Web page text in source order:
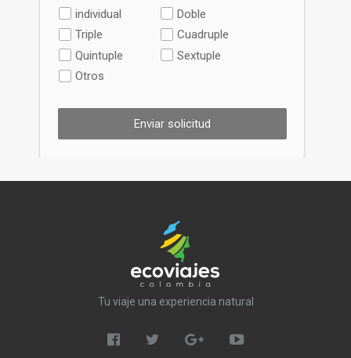
individual
Doble
Triple
Cuadruple
Quintuple
Sextuple
Otros
Enviar solicitud
Tu viaje una experiencia natural